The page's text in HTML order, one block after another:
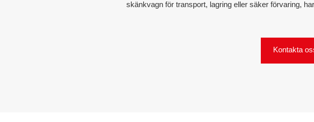
skänkvagn för transport, lagring eller säker förvaring,
Kontakta